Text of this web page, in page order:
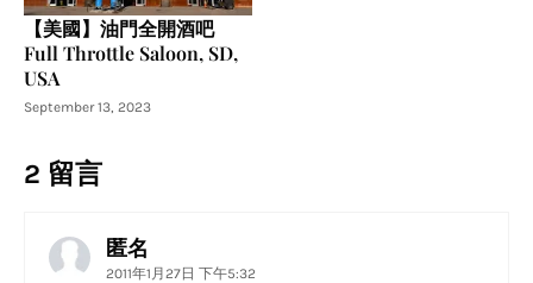
【美國】油門全開酒吧
Full Throttle Saloon, SD,
USA
September 13, 2023
2 留言
匿名
2011年1月27日 下午5:32